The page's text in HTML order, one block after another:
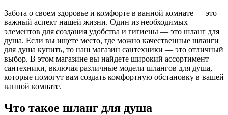
Забота о своем здоровье и комфорте в ванной комнате — это
важный аспект нашей жизни. Один из необходимых
элементов для создания удобства и гигиены — это шланг для
душа. Если вы ищете место, где можно качественные шланги
для душа купить, то наш магазин сантехники — это отличный
выбор. В этом магазине вы найдете широкий ассортимент
сантехники, включая различные модели шлангов для душа,
которые помогут вам создать комфортную обстановку в вашей
ванной комнате.
Что такое шланг для душа